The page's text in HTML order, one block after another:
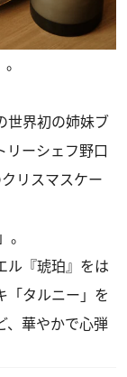
世界初の姉妹ブ
リーシェフ野口
リスマスケー
ル『琥珀』をは
「タルニー」を
、華やかで心弾